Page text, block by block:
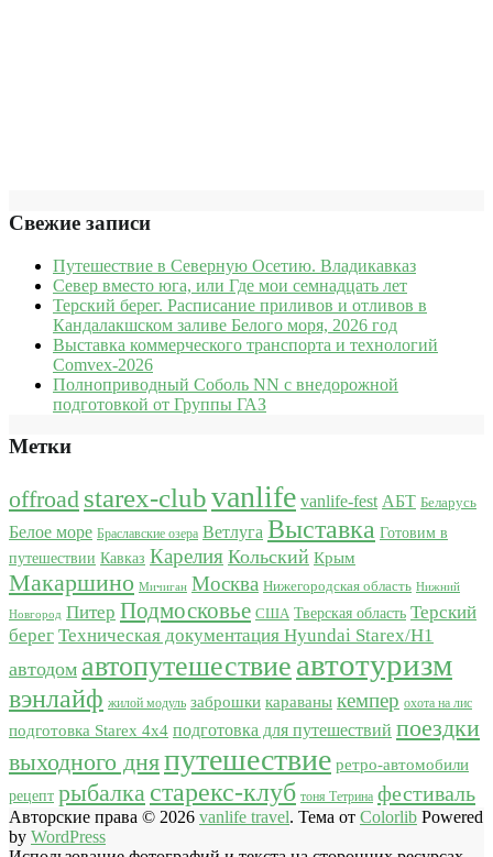
Свежие записи
Путешествие в Северную Осетию. Владикавказ
Север вместо юга, или Где мои семнадцать лет
Терский берег. Расписание приливов и отливов в
Кандалакшском заливе Белого моря, 2026 год
Выставка коммерческого транспорта и технологий
Comvex-2026
Полноприводный Соболь NN с внедорожной
подготовкой от Группы ГАЗ
Метки
offroad starex-clubvanlife vanlife-fest АБТ Беларусь
Белое море Браславские озера Ветлуга Выставка Готовим в
путешествии Кавказ Карелия Кольский Крым
Макаршино Мичиган Москва Нижегородская область Нижний
Новгород Питер Подмосковье США Тверская область Терский
берег Техническая документация Hyundai Starex/H1
автодом автопутешествие автотуризм
вэнлайф жилой модуль заброшки караваны кемпер охота на лис
подготовка Starex 4x4 подготовка для путешествий поездки
выходного дняпутешествие ретро-автомобили
рецепт рыбалка старекс-клуб тоня Тетрина фестиваль
Авторские права © 2026 vanlife travel. Тема от Colorlib Powered
by WordPress